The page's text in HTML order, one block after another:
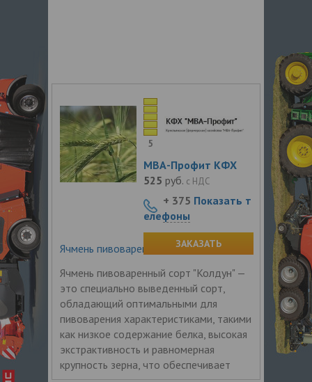
Ячмень пивоваренный сорт "Колдун"
Ячмень пивоваренный сорт "Колдун" —
это специально выведенный сорт,
обладающий оптимальными для
пивоварения характеристиками, такими
как низкое содержание белка, высокая
экстрактивность и равномерная
крупность зерна, что обеспечивает
5
МВА-Профит КФХ
525 руб. с НДС
+ 375 Показать т
елефоны
ЗАКАЗАТЬ